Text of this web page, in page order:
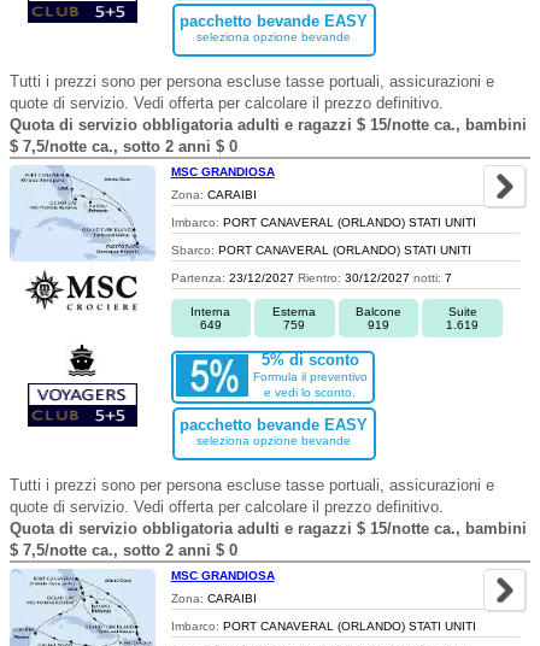
pacchetto bevande EASY
seleziona opzione bevande
Tutti i prezzi sono per persona escluse tasse portuali, assicurazioni e
quote di servizio. Vedi offerta per calcolare il prezzo definitivo.
Quota di servizio obbligatoria adulti e ragazzi $ 15/notte ca., bambini
$ 7,5/notte ca., sotto 2 anni $ 0
MSC GRANDIOSA
Zona: CARAIBI
Imbarco: PORT CANAVERAL (ORLANDO) STATI UNITI
Sbarco: PORT CANAVERAL (ORLANDO) STATI UNITI
Partenza: 23/12/2027 Rientro: 30/12/2027 notti: 7
Interna
649
Esterna
759
Balcone
919
Suite
1.619
5% di sconto
Formula il preventivo
e vedi lo sconto.
pacchetto bevande EASY
seleziona opzione bevande
Tutti i prezzi sono per persona escluse tasse portuali, assicurazioni e
quote di servizio. Vedi offerta per calcolare il prezzo definitivo.
Quota di servizio obbligatoria adulti e ragazzi $ 15/notte ca., bambini
$ 7,5/notte ca., sotto 2 anni $ 0
MSC GRANDIOSA
Zona: CARAIBI
Imbarco: PORT CANAVERAL (ORLANDO) STATI UNITI